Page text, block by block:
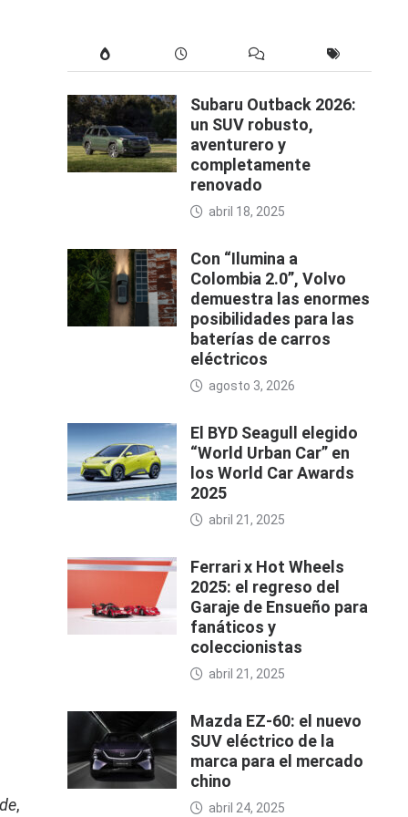
,
Subaru Outback 2026:
un SUV robusto,
aventurero y
completamente
renovado
abril 18, 2025
Con “Ilumina a
Colombia 2.0”, Volvo
demuestra las enormes
posibilidades para las
baterías de carros
eléctricos
agosto 3, 2026
El BYD Seagull elegido
“World Urban Car” en
los World Car Awards
2025
abril 21, 2025
Ferrari x Hot Wheels
2025: el regreso del
Garaje de Ensueño para
fanáticos y
coleccionistas
abril 21, 2025
Mazda EZ-60: el nuevo
SUV eléctrico de la
marca para el mercado
chino
abril 24, 2025